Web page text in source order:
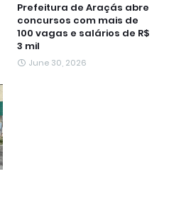
Prefeitura de Araçás abre
concursos com mais de
100 vagas e salários de R$
3 mil
June 30, 2026